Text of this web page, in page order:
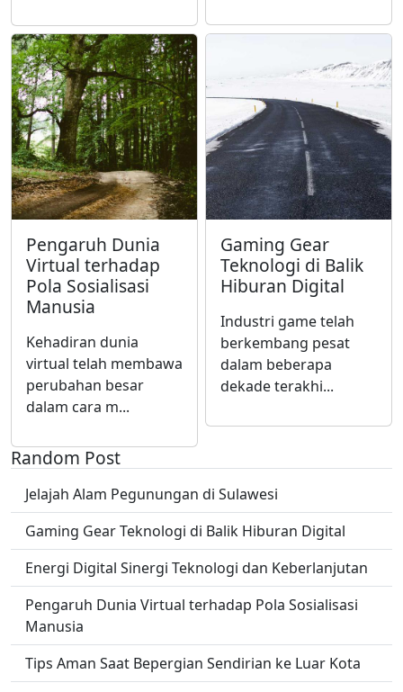
Pengaruh Dunia
Virtual terhadap
Pola Sosialisasi
Manusia
Kehadiran dunia
virtual telah membawa
perubahan besar
dalam cara m...
Gaming Gear
Teknologi di Balik
Hiburan Digital
Industri game telah
berkembang pesat
dalam beberapa
dekade terakhi...
Random Post
Jelajah Alam Pegunungan di Sulawesi
Gaming Gear Teknologi di Balik Hiburan Digital
Energi Digital Sinergi Teknologi dan Keberlanjutan
Pengaruh Dunia Virtual terhadap Pola Sosialisasi
Manusia
Tips Aman Saat Bepergian Sendirian ke Luar Kota